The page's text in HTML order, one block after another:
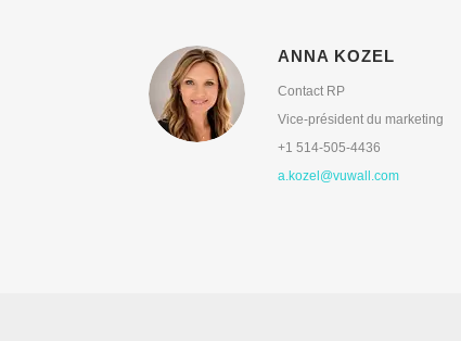
ANNA KOZEL
Contact RP
Vice-président du marketing
+1 514-505-4436
a.kozel@vuwall.com